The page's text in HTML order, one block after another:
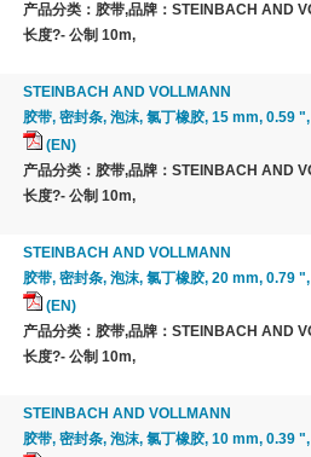
产品分类：胶带,品牌：STEINBACH AND
长度?- 公制 10m,
STEINBACH AND VOLLMANN
胶带, 密封条, 泡沫, 氯丁橡胶, 15 mm, 0.59
(EN)
产品分类：胶带,品牌：STEINBACH AND
长度?- 公制 10m,
STEINBACH AND VOLLMANN
胶带, 密封条, 泡沫, 氯丁橡胶, 20 mm, 0.79
(EN)
产品分类：胶带,品牌：STEINBACH AND
长度?- 公制 10m,
STEINBACH AND VOLLMANN
胶带, 密封条, 泡沫, 氯丁橡胶, 10 mm, 0.39